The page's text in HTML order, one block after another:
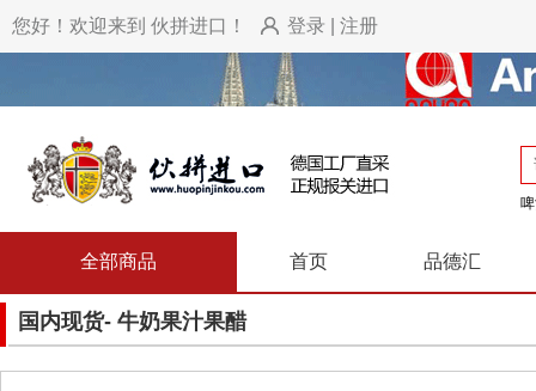
您好！欢迎来到 伙拼进口！ 登录 注册
全部商品 首页 品德汇
国内现货- 牛奶果汁果醋